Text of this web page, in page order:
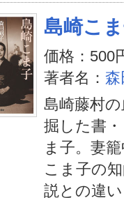
島崎こ
価格：500
著者名： 森
島崎藤村
掘した書
ま子。妻
こま子の
説との違